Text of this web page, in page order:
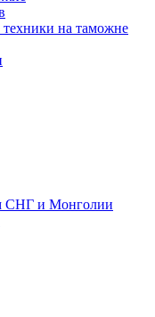
на таможне
СНГ и Монголии